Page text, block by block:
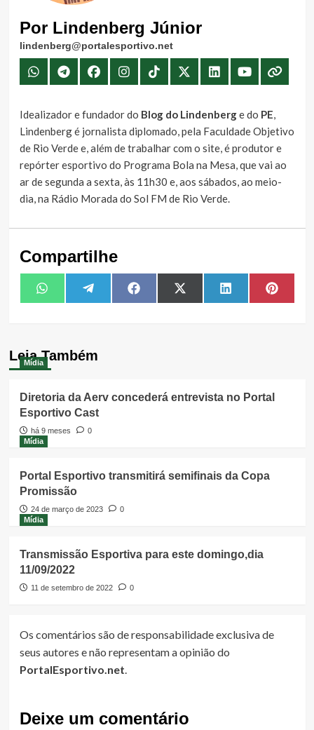
Por Lindenberg Júnior
lindenberg@portalesportivo.net
Idealizador e fundador do Blog do Lindenberge do PE,
Lindenberg é jornalista diplomado, pela Faculdade Objetivo
de Rio Verde e, além de trabalhar com o site, é produtor e
repórter esportivo do Programa Bola na Mesa, que vai ao
ar de segunda a sexta, às 11h30 e, aos sábados, ao meio-
dia, na Rádio Morada do Sol FM de Rio Verde.
Compartilhe
Share
on
WhatsAppShare
on
TelegramShare
on
FacebookShare
on
X
(Twitter)
Share
on
LinkedIn Share
on
Leia Também
Mídia
Diretoria da Aerv concederá entrevista no Portal
Esportivo Cast
há 9 meses
0
Mídia
Portal Esportivo transmitirá semifinais da Copa
Promissão
24 de março de 2023
0
Mídia
Transmissão Esportiva para este domingo,dia
11/09/2022
11 de setembro de 2022 0
Os comentários são de responsabilidade exclusiva de
seus autores e não representam a opinião do
PortalEsportivo.net.
Deixe um comentário